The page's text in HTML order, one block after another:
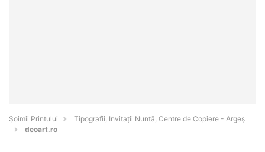
Şoimii Printului
Tipografii, Invitații Nuntă, Centre de Copiere - Argeş
deoart.ro